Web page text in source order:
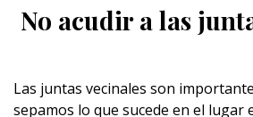
No acudir a las
Las juntas vecinales son
sepamos lo que sucede en el lugar